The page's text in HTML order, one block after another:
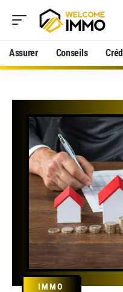
Assurer Conseils
IMMO